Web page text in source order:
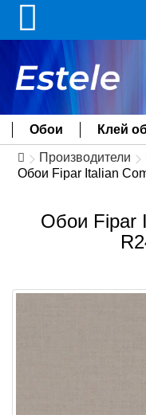
Обои Клей
Производители
Обои Fipar Italian
Обои Fipar